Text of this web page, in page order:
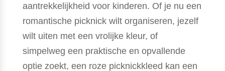
aantrekkelijkheid voor kinderen. Of je nu een
romantische picknick wilt organiseren, jezelf
wilt uiten met een vrolijke kleur, of
simpelweg een praktische en opvallende
optie zoekt, een roze picknickkleed kan een